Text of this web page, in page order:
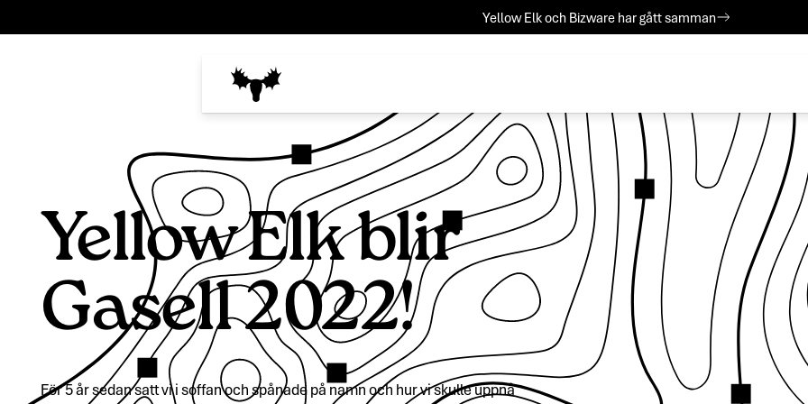
Yellow Elk och Bizware har gått samman
Yellow Elk blir
Gasell 2022!
För 5 år sedan satt vi i soffan och spånade på namn och hur vi skulle uppnå